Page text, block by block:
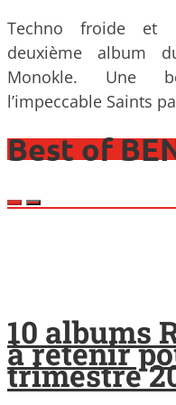
Techno froide et
deuxième album
Monokle. Une
l’impeccable Saints
Best of
10 albums
à retenir
trimestre